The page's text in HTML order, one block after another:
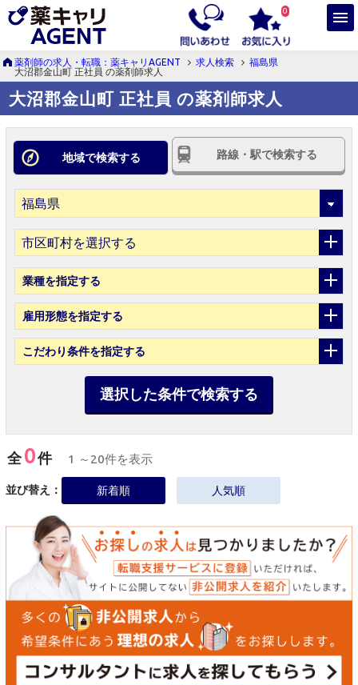
0
薬剤師の求人・転職：薬キャリAGENT 求人検索
福島県
大沼郡金山町 正社員 の薬剤師求人
大沼郡金山町 正社員 の薬剤師求人
地域で検索する 路線・駅で検索する
市区町村を選択する
業種を指定する
雇用形態を指定する
こだわり条件を指定する
選択した条件で検索する
全0件 1 ～20件を表示
並び替え： 新着順 人気順